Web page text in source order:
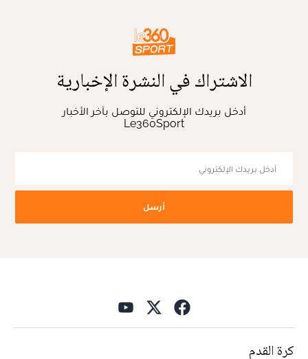
الاشتراك في النشرة الإخبارية
أدخل بريدك الإلكتروني للتوصل بآخر الأخبار
Le360Sport
أرسل
كرة القدم